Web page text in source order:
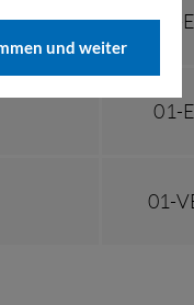
01-
01-
01-
und weiter